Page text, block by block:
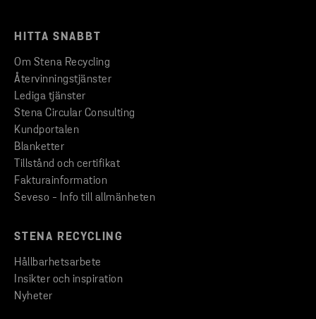
HITTA SNABBT
Om Stena Recycling
Återvinningstjänster
Lediga tjänster
Stena Circular Consulting
Kundportalen
Blanketter
Tillstånd och certifikat
Fakturainformation
Seveso - Info till allmänheten
STENA RECYCLING
Hållbarhetsarbete
Insikter och inspiration
Nyheter